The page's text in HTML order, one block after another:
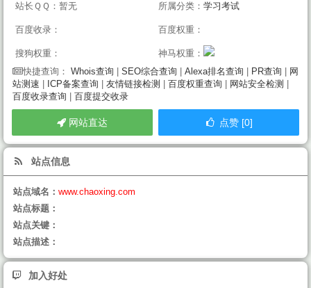
站长ＱＱ：暂无 所属分类： 学习考试
百度收录： 百度权重：
搜狗权重： 神马权重：
快捷查询： Whois查询 SEO综合查询 Alexa排名查询 PR查询
网
站测速
ICP备案查询 友情链接检测 百度权重查询 网站安全检测
百度收录查询
百度提交收录
网站直达 点赞 [0]
站点信息
站点域名： www.chaoxing.com
站点标题：
站点关键：
站点描述：
加入好处